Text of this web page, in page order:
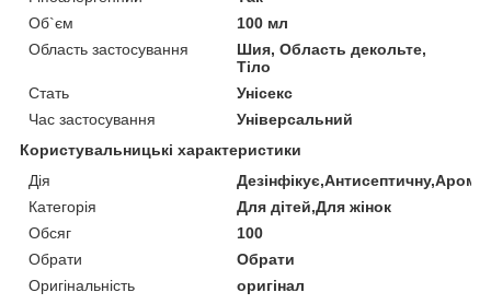
Об`єм
100 мл
Область застосування
Шия, Область декольте,
Тіло
Стать
Унісекс
Час застосування
Універсальний
Користувальницькі характеристики
Дія
Категорія
Для дітей,Для жінок
Обсяг
100
Обрати
Обрати
Оригінальність
оригінал